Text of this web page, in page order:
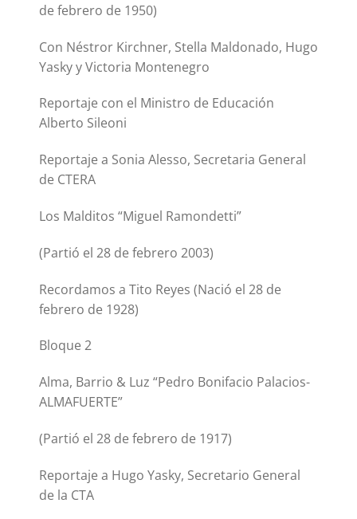
de febrero de 1950)
Con Néstror Kirchner, Stella Maldonado, Hugo
Yasky y Victoria Montenegro
Reportaje con el Ministro de Educación
Alberto Sileoni
Reportaje a Sonia Alesso, Secretaria General
de CTERA
Los Malditos “Miguel Ramondetti”
(Partió el 28 de febrero 2003)
Recordamos a Tito Reyes (Nació el 28 de
febrero de 1928)
Bloque 2
Alma, Barrio & Luz “Pedro Bonifacio Palacios-
ALMAFUERTE”
(Partió el 28 de febrero de 1917)
Reportaje a Hugo Yasky, Secretario General
de la CTA